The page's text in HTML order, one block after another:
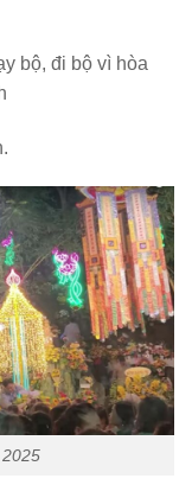
bộ, đi bộ vì hòa